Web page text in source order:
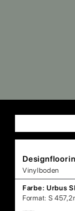
Vinylboden
Farbe: Urbus
Format: S